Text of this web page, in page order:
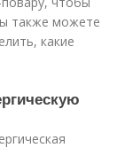
также можете
какие